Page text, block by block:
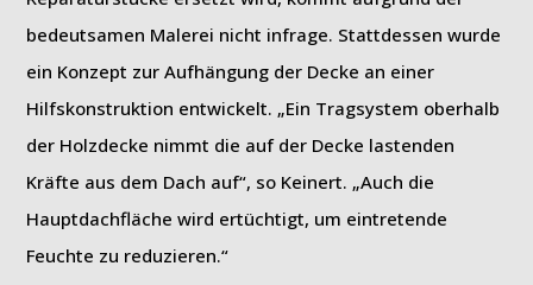
bedeutsamen Malerei nicht infrage. Stattdessen wurde
ein Konzept zur Aufhängung der Decke an einer
Hilfskonstruktion entwickelt. „Ein Tragsystem oberhalb
der Holzdecke nimmt die auf der Decke lastenden
Kräfte aus dem Dach auf“, so Keinert. „Auch die
Hauptdachfläche wird ertüchtigt, um eintretende
Feuchte zu reduzieren.“